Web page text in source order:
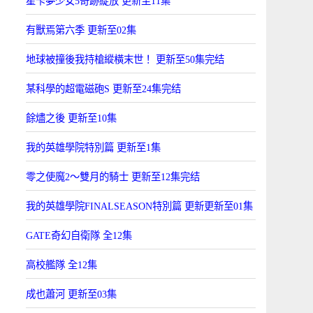
有獸焉第六季 更新至02集
地球被撞後我持槍縱橫末世！ 更新至50集完结
某科學的超電磁砲S 更新至24集完结
餘燼之後 更新至10集
我的英雄學院特別篇 更新至1集
零之使魔2～雙月的騎士 更新至12集完结
我的英雄學院FINALSEASON特別篇 更新更新至01集
GATE奇幻自衛隊 全12集
高校艦隊 全12集
成也蕭河 更新至03集